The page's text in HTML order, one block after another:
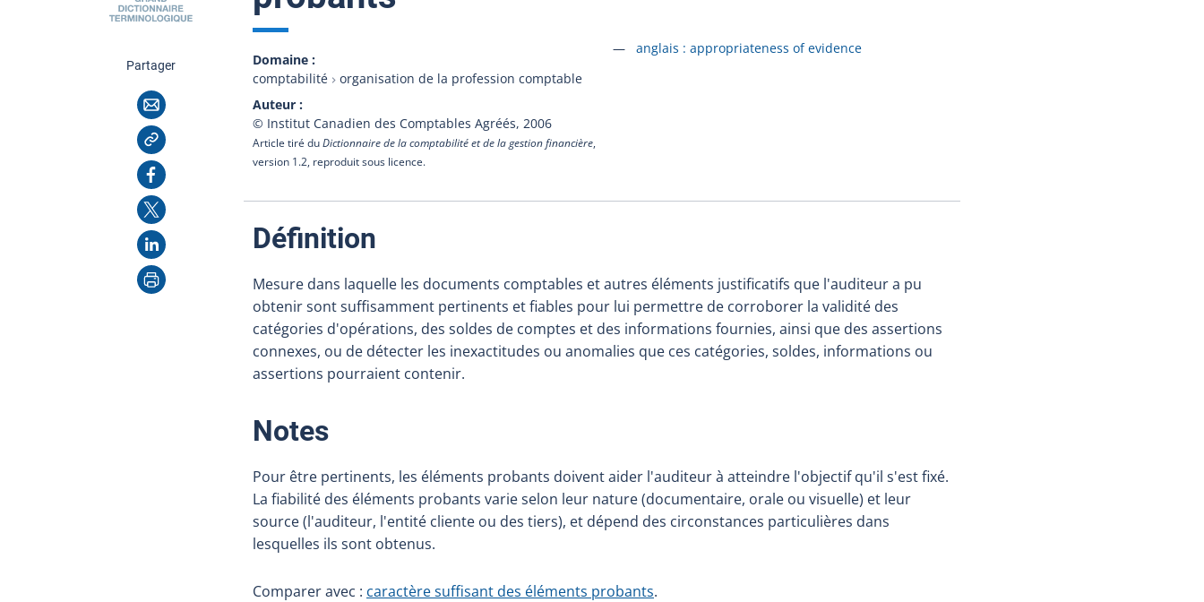
Domaine
comptabilité
organisation de la profession comptable
Auteur
© Institut Canadien des Comptables Agréés, 2006
Article tiré duDictionnaire de la comptabilité et de la gestion financière,
version 1.2, reproduit sous licence.
Accéder à la fiche en
anglais : appropriateness of evidence
Partagercette page
Courriel
Copier l'adresse
Facebook
X
LinkedIn
Imprimer
Définition
Mesure dans laquelle les documents comptables et autres éléments justificatifs que l'auditeur a pu
obtenir sont suffisamment pertinents et fiables pour lui permettre de corroborer la validité des
catégories d'opérations, des soldes de comptes et des informations fournies, ainsi que des assertions
connexes, ou de détecter les inexactitudes ou anomalies que ces catégories, soldes, informations ou
assertions pourraient contenir.
Notes:
Pour être pertinents, les éléments probants doivent aider l'auditeur à atteindre l'objectif qu'il s'est fixé.
La fiabilité des éléments probants varie selon leur nature (documentaire, orale ou visuelle) et leur
source (l'auditeur, l'entité cliente ou des tiers), et dépend des circonstances particulières dans
lesquelles ils sont obtenus.
Comparer avec : caractère suffisant des éléments probants.